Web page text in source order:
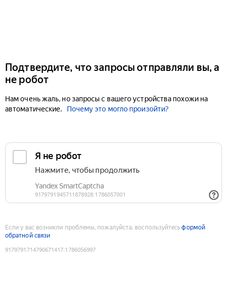
Подтвердите, что запросы отправляли вы, а
не робот
Нам очень жаль, но запросы с вашего устройства похожи на
автоматические.
Почему это могло произойти?
Если у вас возникли проблемы, пожалуйста, воспользуйтесьформой
обратной связи
9179791714790671417:1786056997